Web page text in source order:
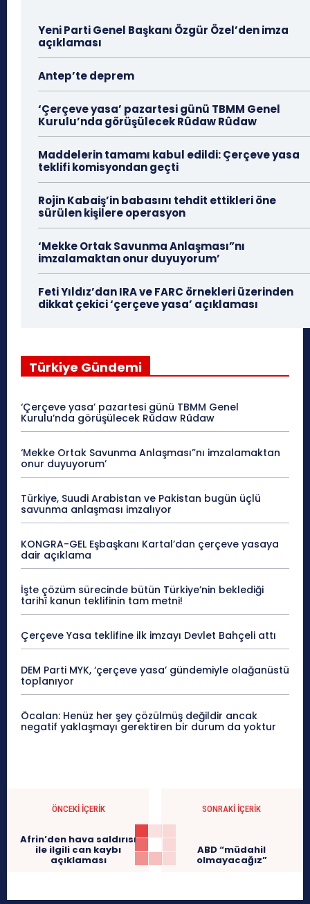
Yeni Parti Genel Başkanı Özgür Özel’den imza
açıklaması
Antep’te deprem
‘Çerçeve yasa’ pazartesi günü TBMM Genel
Kurulu’nda görüşülecek Rûdaw Rûdaw
Maddelerin tamamı kabul edildi: Çerçeve yasa
teklifi komisyondan geçti
Rojin Kabaiş’in babasını tehdit ettikleri öne
sürülen kişilere operasyon
‘Mekke Ortak Savunma Anlaşması”nı
imzalamaktan onur duyuyorum’
Feti Yıldız’dan IRA ve FARC örnekleri üzerinden
dikkat çekici ‘çerçeve yasa’ açıklaması
Türkiye Gündemi
‘Çerçeve yasa’ pazartesi günü TBMM Genel
Kurulu’nda görüşülecek Rûdaw Rûdaw
‘Mekke Ortak Savunma Anlaşması”nı imzalamaktan
onur duyuyorum’
Türkiye, Suudi Arabistan ve Pakistan bugün üçlü
savunma anlaşması imzalıyor
KONGRA-GEL Eşbaşkanı Kartal’dan çerçeve yasaya
dair açıklama
İşte çözüm sürecinde bütün Türkiye’nin beklediği
tarihî kanun teklifinin tam metni!
Çerçeve Yasa teklifine ilk imzayı Devlet Bahçeli attı
DEM Parti MYK, ‘çerçeve yasa’ gündemiyle olağanüstü
toplanıyor
Öcalan: Henüz her şey çözülmüş değildir ancak
negatif yaklaşmayı gerektiren bir durum da yoktur
ÖNCEKI İÇERIK
Afrin’den hava saldırısı
ile ilgili can kaybı
açıklaması
SONRAKI İÇERIK
ABD “müdahil
olmayacağız”